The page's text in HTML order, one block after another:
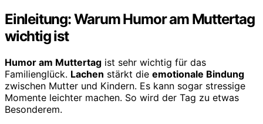
Einleitung: Warum Humor am Muttertag
wichtig ist
Humor am Muttertag ist sehr wichtig für das
Familienglück. Lachen stärkt die emotionale Bindung
zwischen Mutter und Kindern. Es kann sogar stressige
Momente leichter machen. So wird der Tag zu etwas
Besonderem.